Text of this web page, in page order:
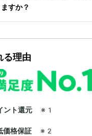
すか？
る理由
ント還元 ※1
価格保証 ※2